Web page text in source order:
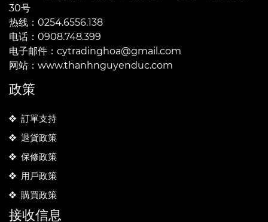
30号
热线：0254.6556.138
电话：0908.748.399
电子邮件：cytradinghoa@gmail.com
网站：www.thanhnguyenduc.com
政策
訂單支持
退貨政策
保修政策
用戶政策
購買政策
接收信息